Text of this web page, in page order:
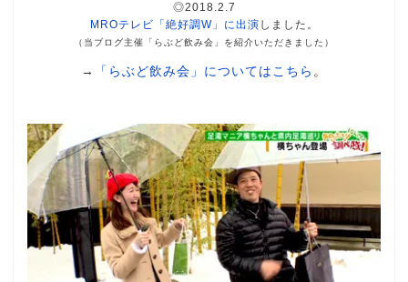
◎2018.2.7
MROテレビ「絶好調W」に出演 しました。
（当ブログ主催「らぶど飲み会」を紹介いただきました）
→ 「らぶど飲み会」についてはこちら 。